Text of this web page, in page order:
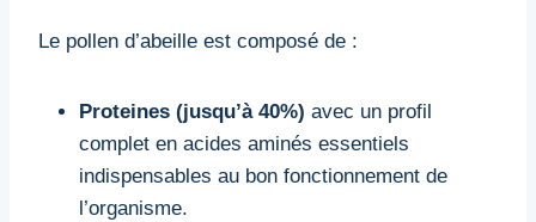
Le pollen d’abeille est composé de :
Proteines (jusqu’à 40%) avec un profil
complet en acides aminés essentiels
indispensables au bon fonctionnement de
l’organisme.